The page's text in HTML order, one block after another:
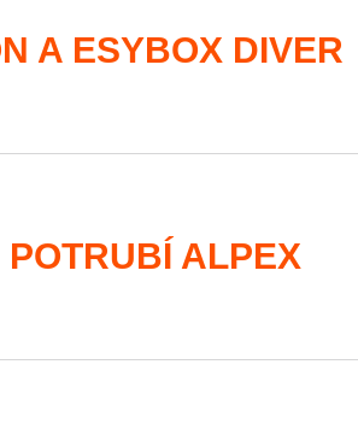
A ESYBOX DIVER
ALPEX